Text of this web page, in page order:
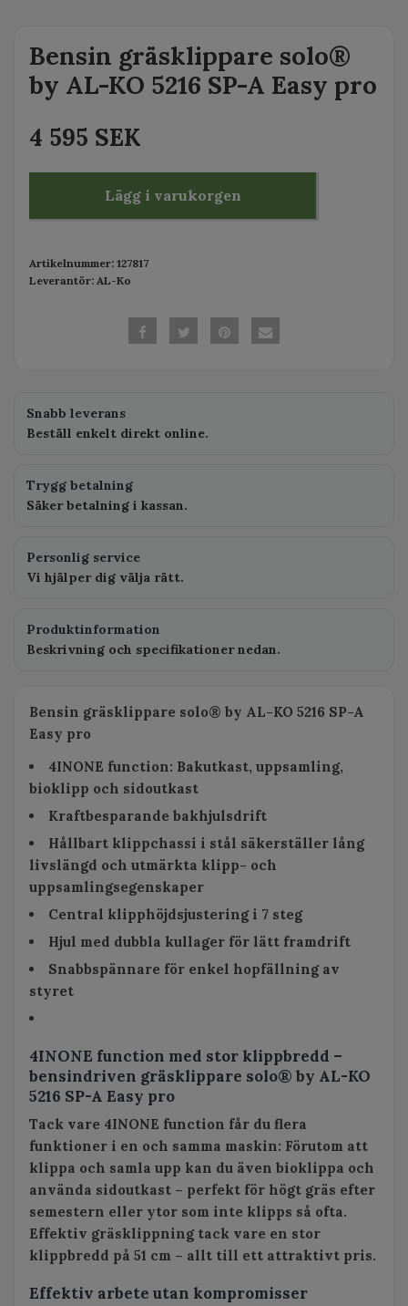
Bensin gräsklippare solo®
by AL-KO 5216 SP-A Easy pro
4 595 SEK
Lägg i varukorgen
Artikelnummer: 127817
Leverantör: AL-Ko
Snabb leverans
Beställ enkelt direkt online.
Trygg betalning
Säker betalning i kassan.
Personlig service
Vi hjälper dig välja rätt.
Produktinformation
Beskrivning och specifikationer nedan.
Bensin gräsklippare solo® by AL-KO 5216 SP-A
Easy pro
4INONE function: Bakutkast, uppsamling,
bioklipp och sidoutkast
Kraftbesparande bakhjulsdrift
Hållbart klippchassi i stål säkerställer lång
livslängd och utmärkta klipp- och
uppsamlingsegenskaper
Central klipphöjdsjustering i 7 steg
Hjul med dubbla kullager för lätt framdrift
Snabbspännare för enkel hopfällning av
styret
4INONE function med stor klippbredd –
bensindriven gräsklippare solo® by AL-KO
5216 SP-A Easy pro
Tack vare 4INONE function får du flera
funktioner i en och samma maskin: Förutom att
klippa och samla upp kan du även bioklippa och
använda sidoutkast – perfekt för högt gräs efter
semestern eller ytor som inte klipps så ofta.
Effektiv gräsklippning tack vare en stor
klippbredd på 51 cm – allt till ett attraktivt pris.
Effektiv arbete utan kompromisser